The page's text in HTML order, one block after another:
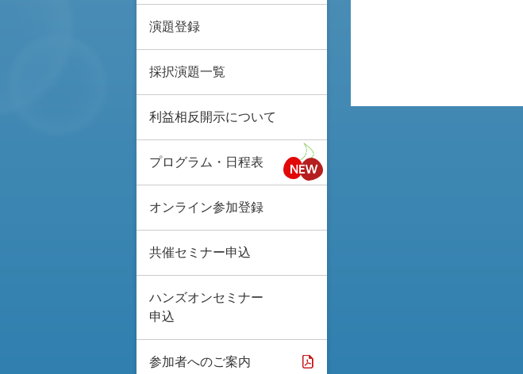
演題登録
採択演題一覧
利益相反開示について
プログラム・日程表
オンライン参加登録
共催セミナー申込
ハンズオンセミナー
申込
参加者へのご案内